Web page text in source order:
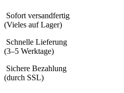
Sofort versandfertig
(Vieles auf Lager)
Schnelle Lieferung
(3–5 Werktage)
Sichere Bezahlung
(durch SSL)